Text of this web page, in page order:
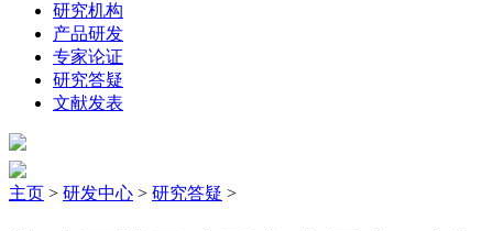
研究机构
产品研发
专家论证
研究答疑
文献发表
主页 > 研发中心 > 研究答疑 >